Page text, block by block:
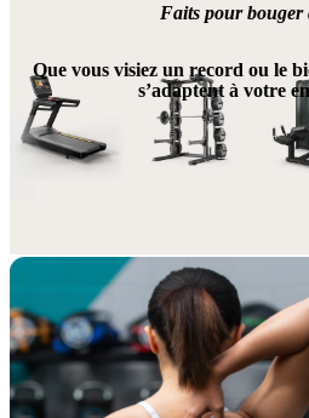
Faits pour bouger
Que vous visiez un record ou le
s’adaptent à votre
Encore plus d’avantages, de la